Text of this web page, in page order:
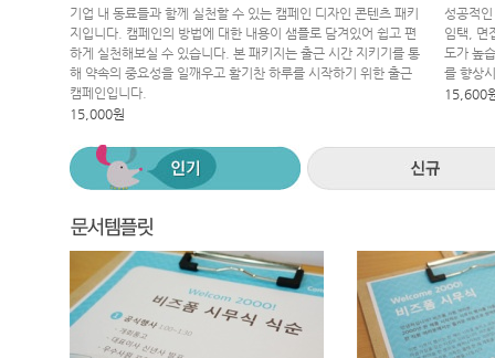
기업 내 동료들과 함께 실천할 수 있는 캠페인 디자인 콘텐츠 패키
지입니다. 캠페인의 방법에 대한 내용이 샘플로 담겨있어 쉽고 편
하게 실천해보실 수 있습니다. 본 패키지는 출근 시간 지키기를 통
해 약속의 중요성을 일깨우고 활기찬 하루를 시작하기 위한 출근
캠페인입니다.
15,000원
성공적
임택, 면
도가 높
를 향상
15,600